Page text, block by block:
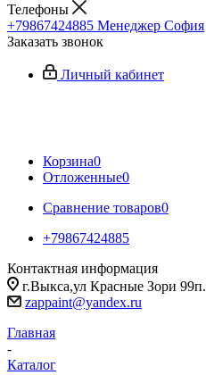
Телефоны
+79867424885 Менеджер София
Заказать звонок
Личный кабинет
Корзина0
Отложенные0
Сравнение товаров0
+79867424885
Контактная информация
г.Выкса,ул Красные Зори 99п.
zappaint@yandex.ru
Главная
-
Каталог